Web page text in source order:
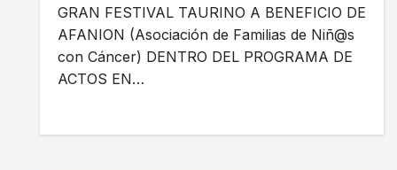
GRAN FESTIVAL TAURINO A BENEFICIO DE
AFANION (Asociación de Familias de Niñ@s
con Cáncer) DENTRO DEL PROGRAMA DE
ACTOS EN…